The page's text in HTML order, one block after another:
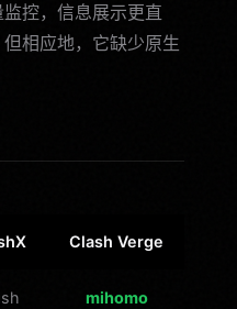
控，信息展示更直
相应地，它缺少原生
Clash Verge
mihomo